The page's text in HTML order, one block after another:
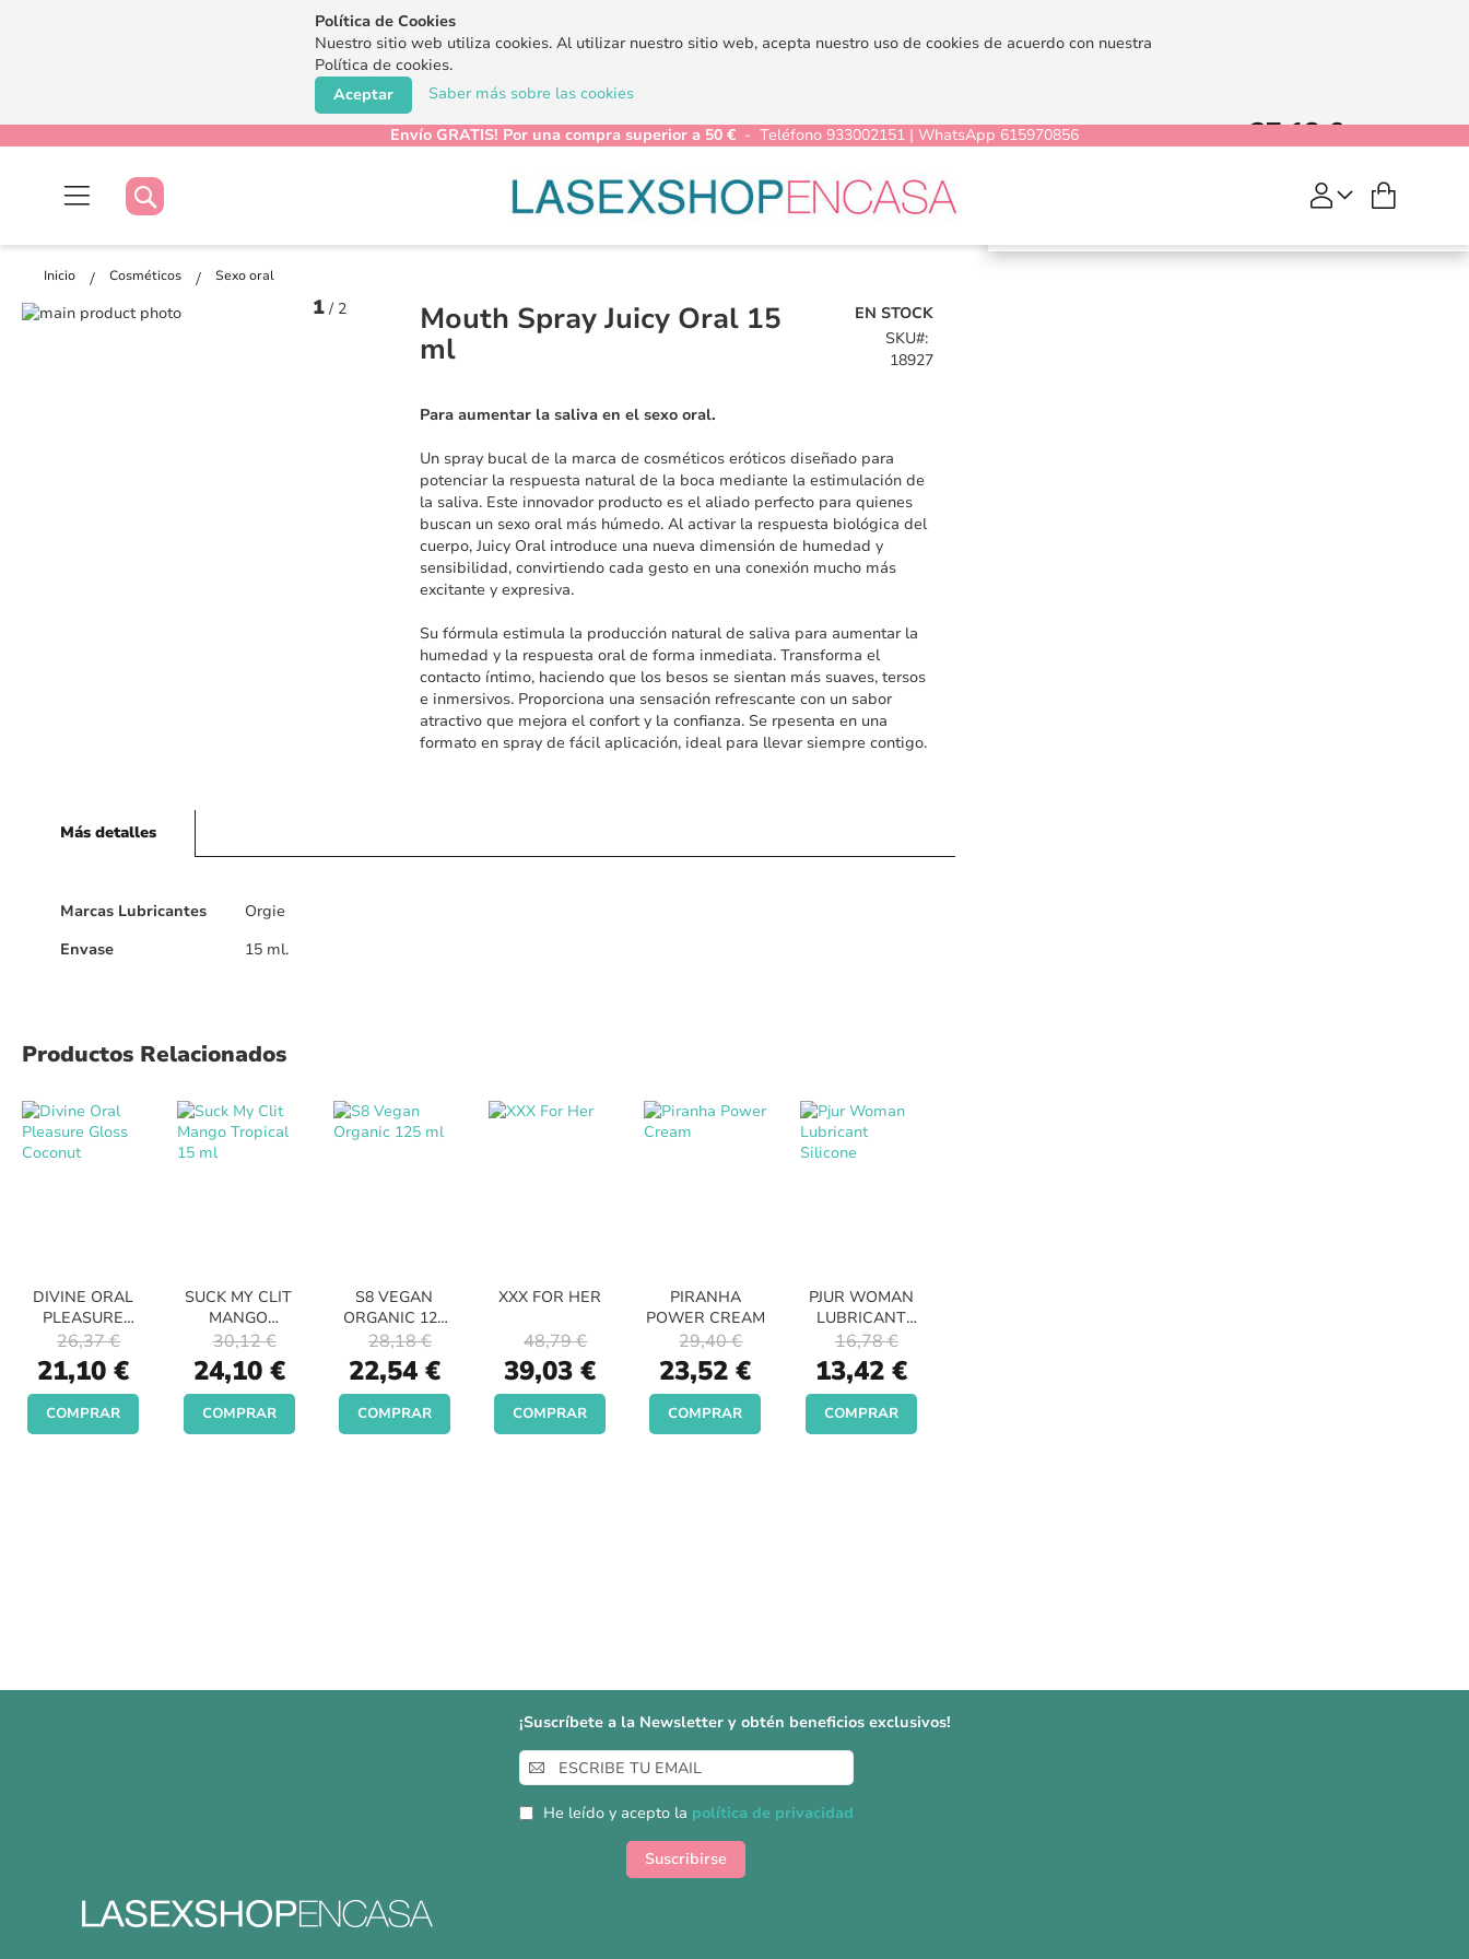
Política de Cookies
Nuestro sitio web utiliza cookies. Al utilizar nuestro sitio web, acepta nuestro uso de cookies de acuerdo con nuestra
Política de cookies.
Saber más sobre las cookies
Aceptar
Envío GRATIS! Por una compra superior a 50 € - Teléfono 933002151 | WhatsApp 615970856
Buscar
Buscar
Inicio Cosméticos Sexo oral
Mouth Spray Juicy Oral
27,18 €33,98 €
COMPRAR
Saltar
1 / 2
Mouth Spray Juicy Oral 15
ml
EN STOCK
SKU
18927
Para aumentar la saliva en el sexo oral.
Un spray bucal de la marca de cosméticos eróticos diseñado para
potenciar la respuesta natural de la boca mediante la estimulación de
la saliva. Este innovador producto es el aliado perfecto para quienes
buscan un sexo oral más húmedo. Al activar la respuesta biológica del
cuerpo, Juicy Oral introduce una nueva dimensión de humedad y
sensibilidad, convirtiendo cada gesto en una conexión mucho más
excitante y expresiva.
Su fórmula estimula la producción natural de saliva para aumentar la
humedad y la respuesta oral de forma inmediata. Transforma el
contacto íntimo, haciendo que los besos se sientan más suaves, tersos
e inmersivos. Proporciona una sensación refrescante con un sabor
atractivo que mejora el confort y la confianza. Se rpesenta en una
formato en spray de fácil aplicación, ideal para llevar siempre contigo.
Más detalles
Más
Marcas Lubricantes
Orgie
Envase
15 ml.
Productos Relacionados
DIVINE ORAL
PLEASURE
GLOSS
COCONUT
Special
Price
21,10 €
26,37 €
COMPRAR
SUCK MY CLIT
MANGO
TROPICAL 15
ML
Special
Price
24,10 €
30,12 €
COMPRAR
S8 VEGAN
ORGANIC 125
ML
Special
Price
22,54 €
28,18 €
COMPRAR
XXX FOR HER
Special
Price
39,03 €
48,79 €
COMPRAR
PIRANHA
POWER CREAM
Special
Price
23,52 €
29,40 €
COMPRAR
PJUR WOMAN
LUBRICANT
SILICONE
Special
Price
13,42 €
16,78 €
COMPRAR
¡Suscríbete a la Newsletter y obtén beneficios exclusivos!
Inscríbase
a
nuestro
boletín
He leído y acepto la política de privacidad
Suscribirse